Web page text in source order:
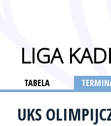
LIGA
TABELA
UKS